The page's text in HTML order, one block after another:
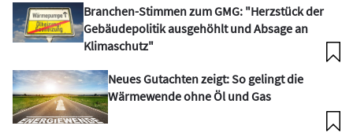
Branchen-Stimmen zum GMG: "Herzstück der
Gebäudepolitik ausgehöhlt und Absage an
Klimaschutz"
Neues Gutachten zeigt: So gelingt die
Wärmewende ohne Öl und Gas